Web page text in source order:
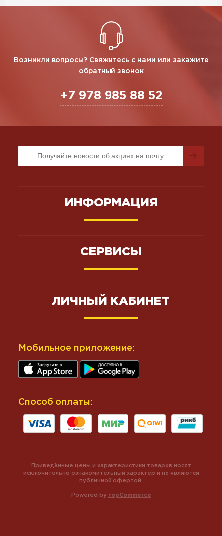
Возникли вопросы? Свяжитесь с нами или закажите
обратный звонок
+7 978 985 88 52
ИНФОРМАЦИЯ
СЕРВИСЫ
ЛИЧНЫЙ КАБИНЕТ
Мобильное приложение:
Способ оплаты:
Powered by nopCommerce
Приведённые цены и характеристики товаров носят
исключительно ознакомительный характер и не являются
публичной офертой.